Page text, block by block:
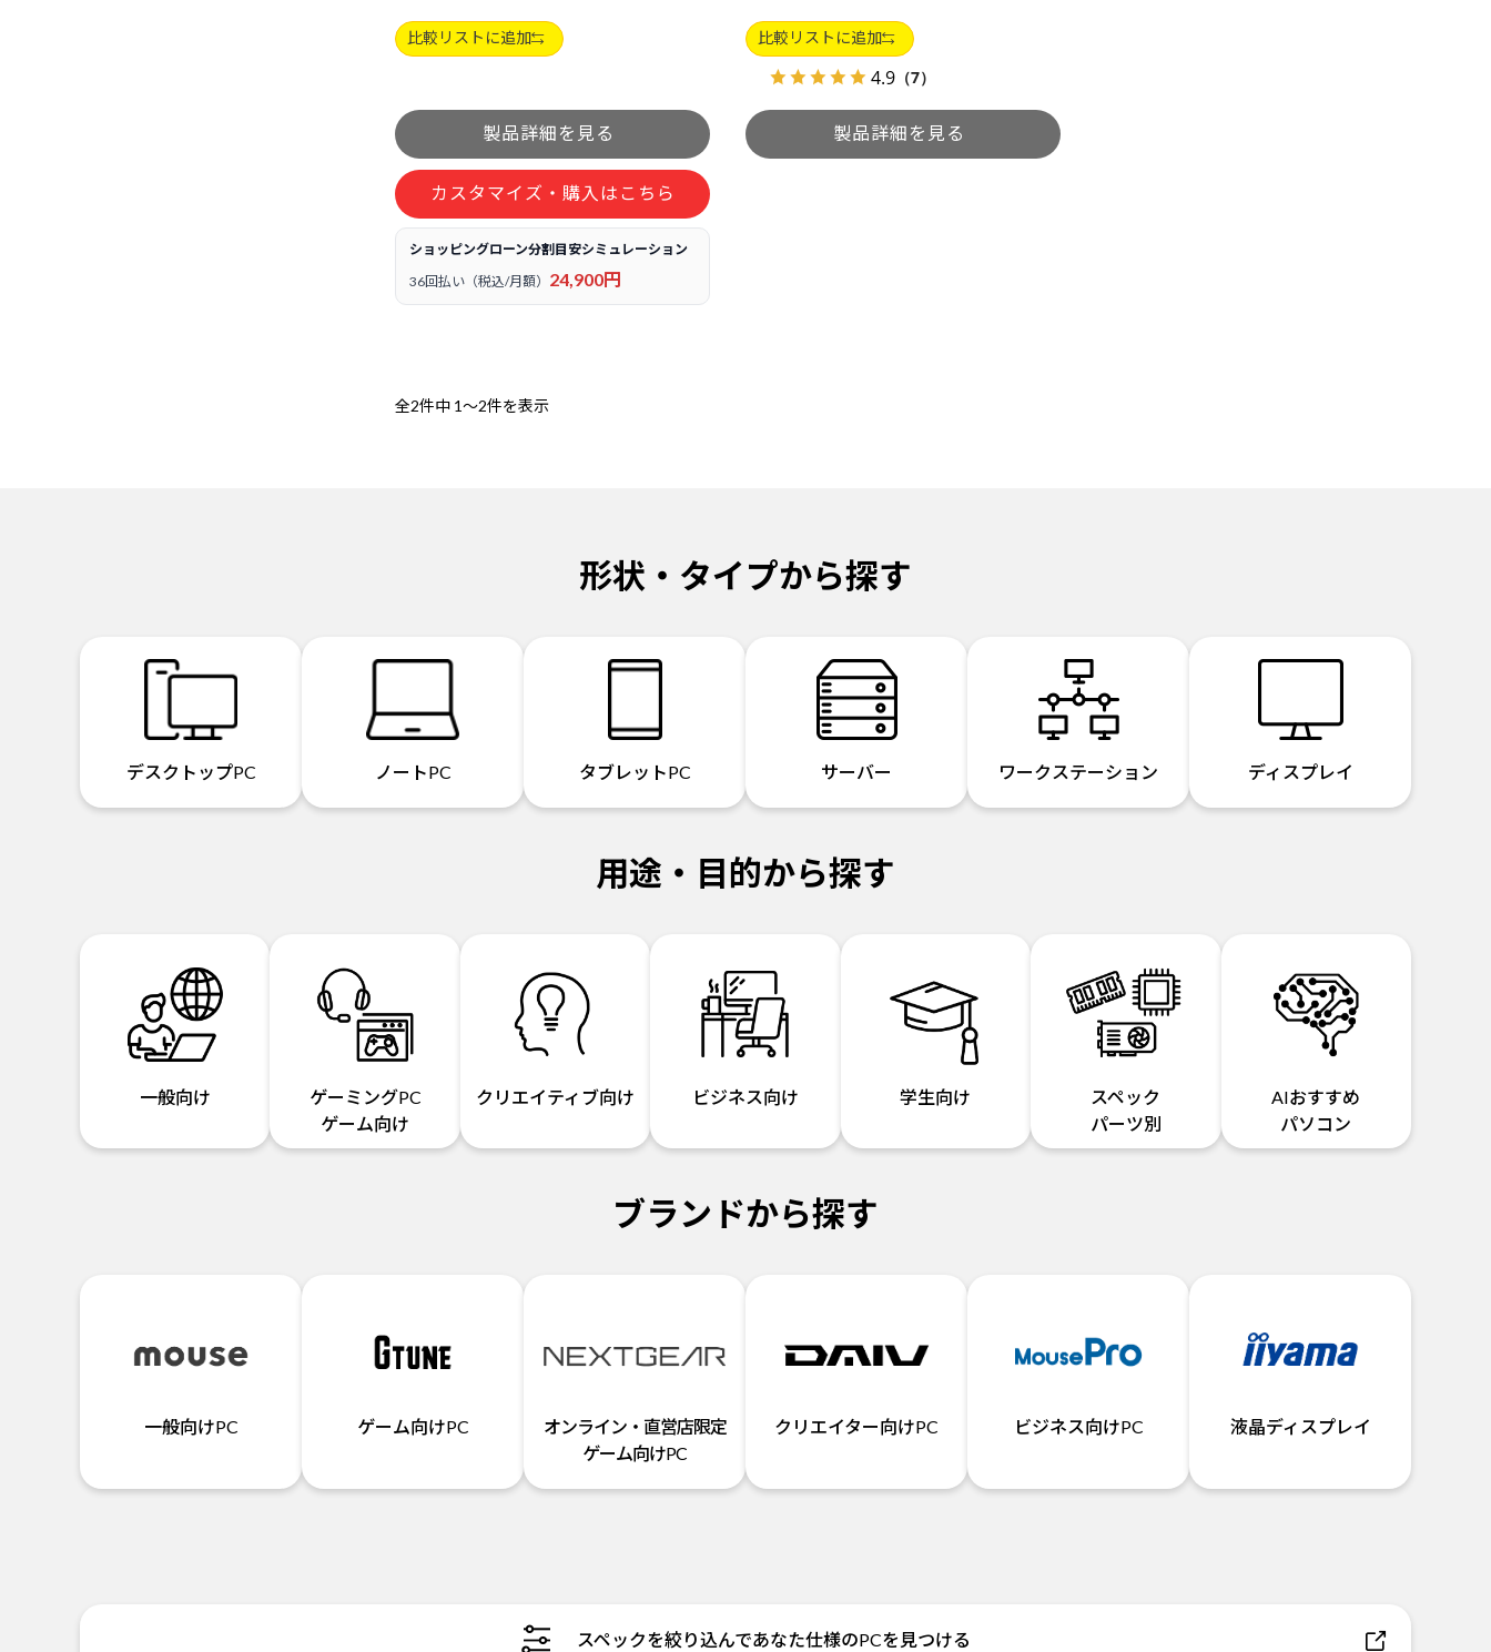
比較リストに追加
カスタマイズ・購入はこちら
ショッピングローン分割目安シミュレーション
36回払い（税込/月額） 24,900円
比較リストに追加
4.9 （7）
全2件中 1～2件を表示
形状・タイプから探す
デスクトップPC ノートPC タブレットPC サーバー ワークステーション ディスプレイ
用途・目的から探す
一般向け
ゲーミングPC
ゲーム向け
クリエイティブ向け ビジネス向け 学生向け
スペック
パーツ別
AIおすすめ
パソコン
ブランドから探す
一般向けPC ゲーム向けPC
オンライン・直営店限定
ゲーム向けPC
クリエイター向けPC ビジネス向けPC 液晶ディスプレイ
スペックを絞り込んであなた仕様のPCを見つける